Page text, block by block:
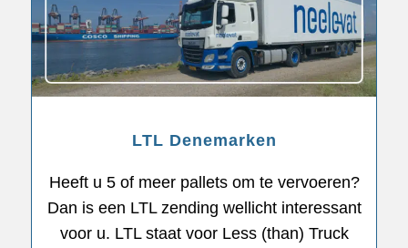
LTL Denemarken
Heeft u 5 of meer pallets om te vervoeren?
Dan is een LTL zending wellicht interessant
voor u. LTL staat voor Less (than) Truck